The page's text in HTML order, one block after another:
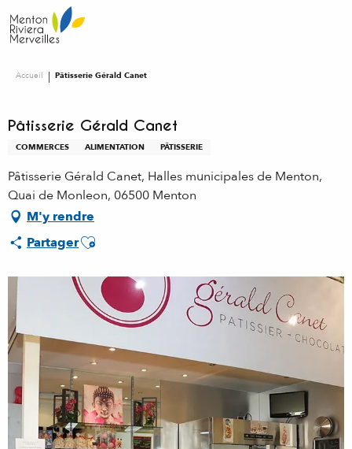
au
contenu
Accueil Pâtisserie Gérald Canet
Pâtisserie Gérald Canet
COMMERCES ALIMENTATION PÂTISSERIE
Pâtisserie Gérald Canet, Halles municipales de Menton,
Quai de Monleon, 06500 Menton
M'y rendre
PartagerAjouter aux favoris